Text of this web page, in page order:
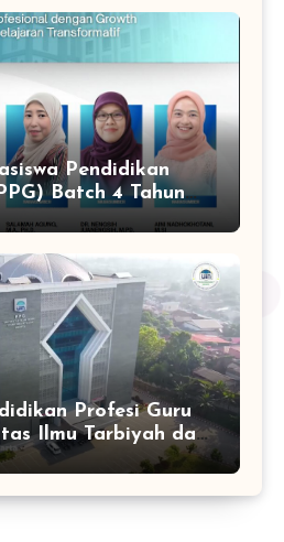
Pendidikan
Batch 4 Tahun
Profesi Guru
Ilmu Tarbiyah dan
Syarif Hidayatullah